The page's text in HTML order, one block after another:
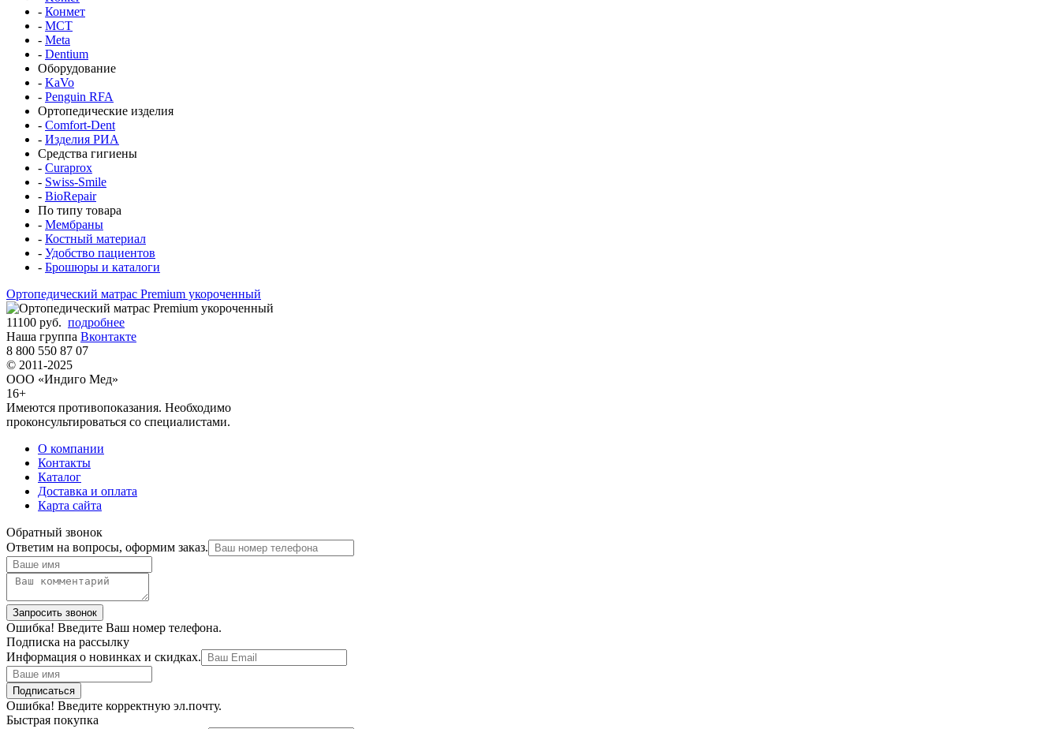
- Конмет
- MCT
- Meta
- Dentium
Оборудование
- KaVo
- Penguin RFA
Ортопедические изделия
- Comfort-Dent
- Изделия РИА
Средства гигиены
- Curaprox
- Swiss-Smile
- BioRepair
По типу товара
- Мембраны
- Костный материал
- Удобство пациентов
- Брошюры и каталоги
Ортопедический матрас Premium укороченный
11100 руб. подробнее
Наша группа Вконтакте
8 800 550 87 07
© 2011-2025
ООО «Индиго Мед»
16+
Имеются противопоказания. Необходимо
проконсультироваться со специалистами.
О компании
Контакты
Каталог
Доставка и оплата
Карта сайта
Обратный звонок
Ответим на вопросы, оформим заказ.
Ошибка! Введите Ваш номер телефона.
Подписка на рассылку
Информация о новинках и скидках.
Ошибка! Введите корректную эл.почту.
Быстрая покупка